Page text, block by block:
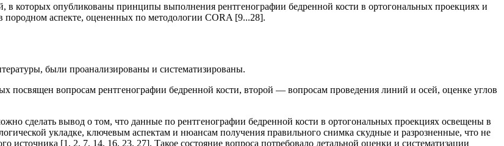
в которых опубликованы принципы выполнения рентгенографии бедренной кости в ортогональных проекциях и
аспекте, оцененных по методологии CORA [9...28].
были проанализированы и систематизированы.
посвящен вопросам рентгенографии бедренной кости, второй — вопросам проведения линий и осей, оценке углов
сделать вывод о том, что данные по рентгенографии бедренной кости в ортогональных проекциях освещены в
укладке, ключевым аспектам и нюансам получения правильного снимка скудные и разрозненные, что не
[1, 2, 7, 14, 16, 23, 27]. Такое состояние вопроса потребовало детальной оценки и систематизации